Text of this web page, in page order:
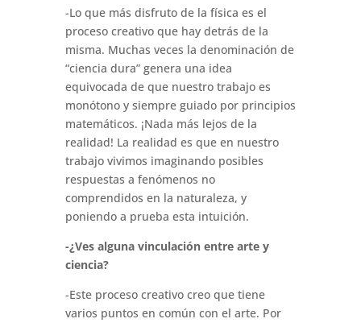
-Lo que más disfruto de la física es el
proceso creativo que hay detrás de la
misma. Muchas veces la denominación de
“ciencia dura” genera una idea
equivocada de que nuestro trabajo es
monótono y siempre guiado por principios
matemáticos. ¡Nada más lejos de la
realidad! La realidad es que en nuestro
trabajo vivimos imaginando posibles
respuestas a fenómenos no
comprendidos en la naturaleza, y
poniendo a prueba esta intuición.
-¿Ves alguna vinculación entre arte y
ciencia?
-Este proceso creativo creo que tiene
varios puntos en común con el arte. Por